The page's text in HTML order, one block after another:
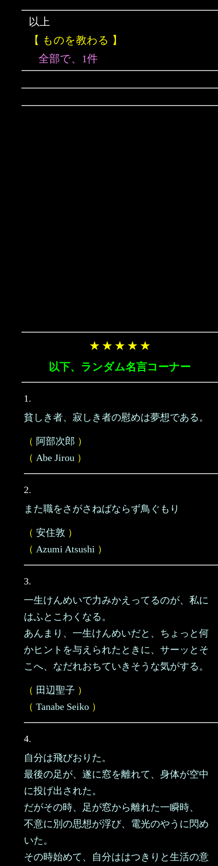
以上
【 ものを教わる 】
全部で、1件
★ ★ ★ ★ ★
以下、ランダム名言コーナー
1.
貧しき者、寂しき者の慰めは夢想である。
（ 阿部次郎 ）
（ Abe Jirou ）
2.
また職をさがさねばならず鳥ぐもり
（ 安住敦 ）
（ Azumi Atsushi ）
3.
一生けんめいで力みかえってるのが、私に
はふとこわくなる。
あんまり、一生けんめいだと、ちょっと何
かヒントを与えられたときに、サーッとそ
こへ、なだれおちていきそうな気がする。
（ 田辺聖子 ）
（ Tanabe Seiko ）
4.
自分は飛びおりた。
最後の足が、遂に窓を離れて、身体が空中
に投げ出された。
だがその時、足が窓から離れた一瞬時、
不意に別の思想が浮び、電光のやうに閃め
いた。
その時始めて、自分ははつきりと生活の意